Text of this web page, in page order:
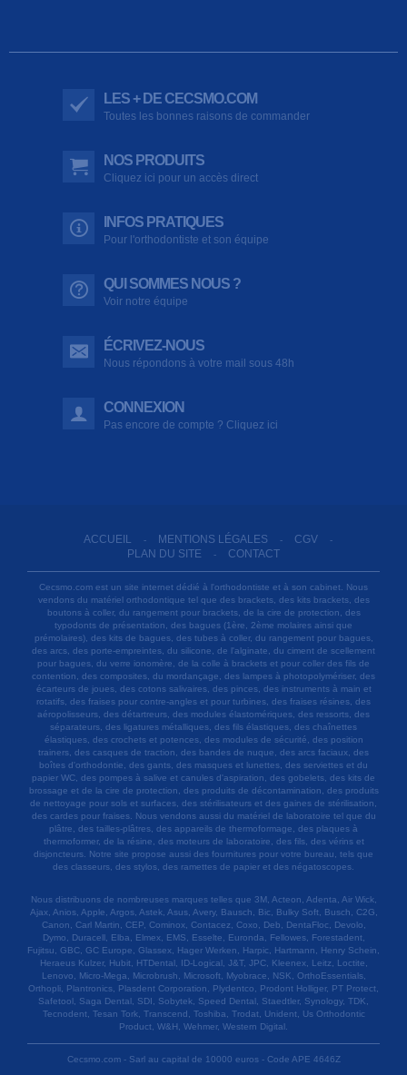
LES + DE CECSMO.COM
Toutes les bonnes raisons de commander
NOS PRODUITS
Cliquez ici pour un accès direct
INFOS PRATIQUES
Pour l'orthodontiste et son équipe
QUI SOMMES NOUS ?
Voir notre équipe
ÉCRIVEZ-NOUS
Nous répondons à votre mail sous 48h
CONNEXION
Pas encore de compte ? Cliquez ici
ACCUEIL - MENTIONS LÉGALES - CGV -
PLAN DU SITE - CONTACT
Cecsmo.com est un site internet dédié à l'orthodontiste et à son cabinet. Nous
vendons du matériel orthodontique tel que des brackets, des kits brackets, des
boutons à coller, du rangement pour brackets, de la cire de protection, des
typodonts de présentation, des bagues (1ère, 2ème molaires ainsi que
prémolaires), des kits de bagues, des tubes à coller, du rangement pour bagues,
des arcs, des porte-empreintes, du silicone, de l'alginate, du ciment de scellement
pour bagues, du verre ionomère, de la colle à brackets et pour coller des fils de
contention, des composites, du mordançage, des lampes à photopolymériser, des
écarteurs de joues, des cotons salivaires, des pinces, des instruments à main et
rotatifs, des fraises pour contre-angles et pour turbines, des fraises résines, des
aéropolisseurs, des détartreurs, des modules élastomériques, des ressorts, des
séparateurs, des ligatures métalliques, des fils élastiques, des chaînettes
élastiques, des crochets et potences, des modules de sécurité, des position
trainers, des casques de traction, des bandes de nuque, des arcs faciaux, des
boîtes d'orthodontie, des gants, des masques et lunettes, des serviettes et du
papier WC, des pompes à salive et canules d'aspiration, des gobelets, des kits de
brossage et de la cire de protection, des produits de décontamination, des produits
de nettoyage pour sols et surfaces, des stérilisateurs et des gaines de stérilisation,
des cardes pour fraises. Nous vendons aussi du matériel de laboratoire tel que du
plâtre, des tailles-plâtres, des appareils de thermoformage, des plaques à
thermoformer, de la résine, des moteurs de laboratoire, des fils, des vérins et
disjoncteurs. Notre site propose aussi des fournitures pour votre bureau, tels que
des classeurs, des stylos, des ramettes de papier et des négatoscopes.
Nous distribuons de nombreuses marques telles que 3M, Acteon, Adenta, Air Wick,
Ajax, Anios, Apple, Argos, Astek, Asus, Avery, Bausch, Bic, Bulky Soft, Busch, C2G,
Canon, Carl Martin, CEP, Cominox, Contacez, Coxo, Deb, DentaFloc, Devolo,
Dymo, Duracell, Elba, Elmex, EMS, Esselte, Euronda, Fellowes, Forestadent,
Fujitsu, GBC, GC Europe, Glassex, Hager Werken, Harpic, Hartmann, Henry Schein,
Heraeus Kulzer, Hubit, HTDental, ID-Logical, J&T, JPC, Kleenex, Leitz, Loctite,
Lenovo, Micro-Mega, Microbrush, Microsoft, Myobrace, NSK, OrthoEssentials,
Orthopli, Plantronics, Plasdent Corporation, Plydentco, Prodont Holliger, PT Protect,
Safetool, Saga Dental, SDI, Sobytek, Speed Dental, Staedtler, Synology, TDK,
Tecnodent, Tesan Tork, Transcend, Toshiba, Trodat, Unident, Us Orthodontic
Product, W&H, Wehmer, Western Digital.
Cecsmo.com - Sarl au capital de 10000 euros - Code APE 4646Z